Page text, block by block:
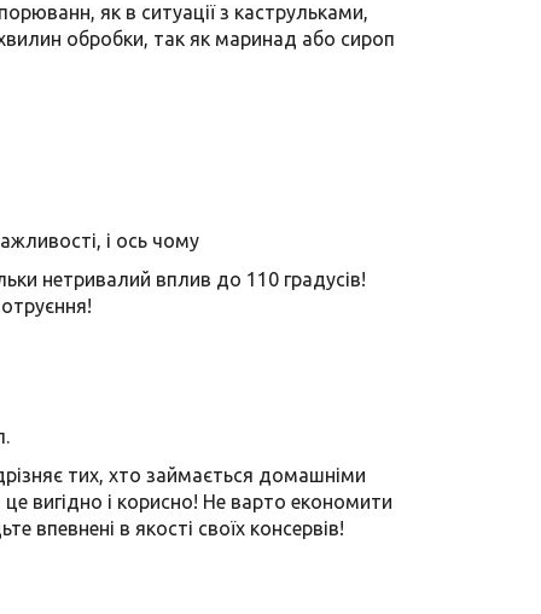
як в ситуації з каструльками,
обробки, так як маринад або сироп
і ось чому
нетривалий вплив до 110 градусів!
тих, хто займається домашніми
вигідно і корисно! Не варто економити
впевнені в якості своїх консервів!